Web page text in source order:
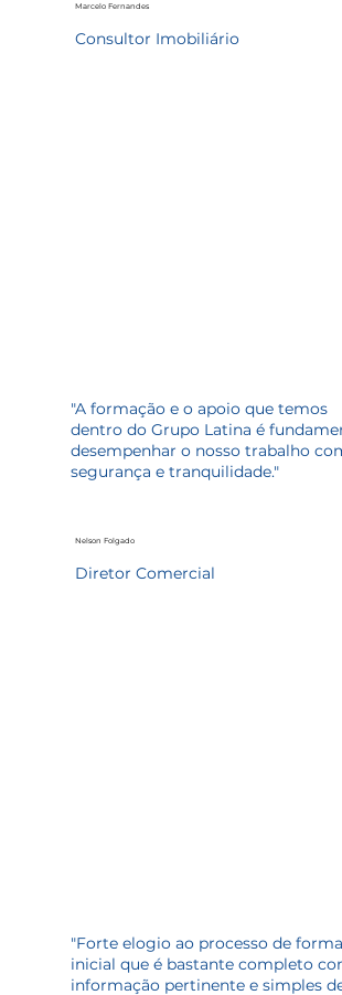
Marcelo Fernandes
Consultor Imobiliário
"A formação e o apoio que temos
dentro do Grupo Latina é
desempenhar o nosso trabalho
segurança e tranquilidade."
Nelson Folgado
Diretor Comercial
"Forte elogio ao processo de
inicial que é bastante completo
informação pertinente e simples